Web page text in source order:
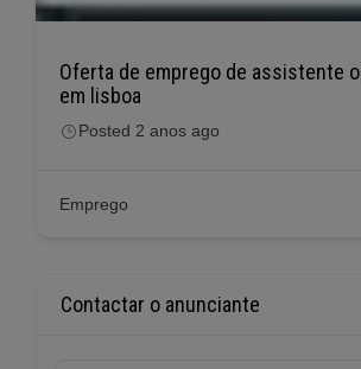
Oferta de emprego de assistente
em lisboa
Posted 2 anos ago
Emprego
Contactar o anunciante